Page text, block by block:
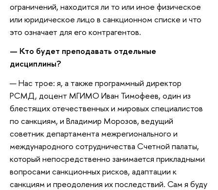
ограничений, находится ли то или иное физическое
или юридическое лицо в санкционном списке и что
это означает для его контрагентов.
— Кто будет преподавать отдельные
дисциплины?
— Нас трое: я, а также программный директор
РСМД, доцент МГИМО Иван Тимофеев, один из
блестящих отечественных и мировых специалистов
по санкциям, и Владимир Морозов, ведущий
советник департамента межрегионального и
международного сотрудничества Счетной палаты,
который непосредственно занимается прикладными
вопросами санкционных рисков, адаптации к
санкциям и преодоления их последствий. Сам я буду